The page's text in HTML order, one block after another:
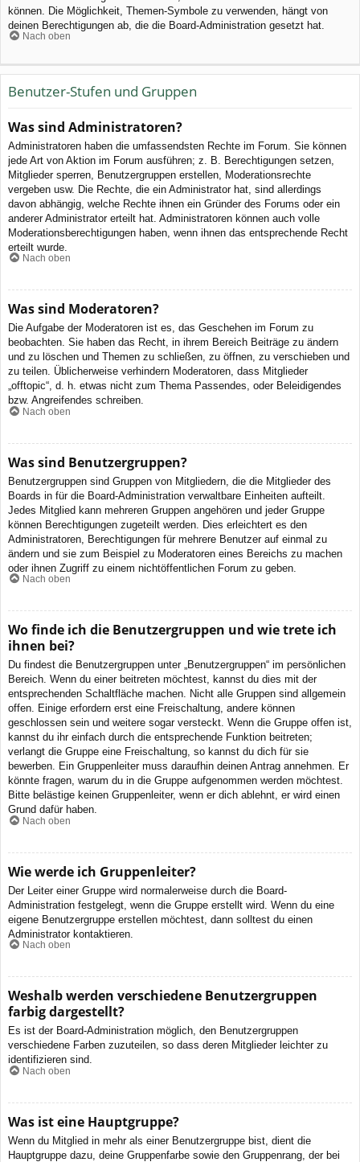
können. Die Möglichkeit, Themen-Symbole zu verwenden, hängt von
deinen Berechtigungen ab, die die Board-Administration gesetzt hat.
Nach oben
Benutzer-Stufen und Gruppen
Was sind Administratoren?
Administratoren haben die umfassendsten Rechte im Forum. Sie können
jede Art von Aktion im Forum ausführen; z. B. Berechtigungen setzen,
Mitglieder sperren, Benutzergruppen erstellen, Moderationsrechte
vergeben usw. Die Rechte, die ein Administrator hat, sind allerdings
davon abhängig, welche Rechte ihnen ein Gründer des Forums oder ein
anderer Administrator erteilt hat. Administratoren können auch volle
Moderationsberechtigungen haben, wenn ihnen das entsprechende Recht
erteilt wurde.
Nach oben
Was sind Moderatoren?
Die Aufgabe der Moderatoren ist es, das Geschehen im Forum zu
beobachten. Sie haben das Recht, in ihrem Bereich Beiträge zu ändern
und zu löschen und Themen zu schließen, zu öffnen, zu verschieben und
zu teilen. Üblicherweise verhindern Moderatoren, dass Mitglieder
„offtopic“, d. h. etwas nicht zum Thema Passendes, oder Beleidigendes
bzw. Angreifendes schreiben.
Nach oben
Was sind Benutzergruppen?
Benutzergruppen sind Gruppen von Mitgliedern, die die Mitglieder des
Boards in für die Board-Administration verwaltbare Einheiten aufteilt.
Jedes Mitglied kann mehreren Gruppen angehören und jeder Gruppe
können Berechtigungen zugeteilt werden. Dies erleichtert es den
Administratoren, Berechtigungen für mehrere Benutzer auf einmal zu
ändern und sie zum Beispiel zu Moderatoren eines Bereichs zu machen
oder ihnen Zugriff zu einem nichtöffentlichen Forum zu geben.
Nach oben
Wo finde ich die Benutzergruppen und wie trete ich
ihnen bei?
Du findest die Benutzergruppen unter „Benutzergruppen“ im persönlichen
Bereich. Wenn du einer beitreten möchtest, kannst du dies mit der
entsprechenden Schaltfläche machen. Nicht alle Gruppen sind allgemein
offen. Einige erfordern erst eine Freischaltung, andere können
geschlossen sein und weitere sogar versteckt. Wenn die Gruppe offen ist,
kannst du ihr einfach durch die entsprechende Funktion beitreten;
verlangt die Gruppe eine Freischaltung, so kannst du dich für sie
bewerben. Ein Gruppenleiter muss daraufhin deinen Antrag annehmen. Er
könnte fragen, warum du in die Gruppe aufgenommen werden möchtest.
Bitte belästige keinen Gruppenleiter, wenn er dich ablehnt, er wird einen
Grund dafür haben.
Nach oben
Wie werde ich Gruppenleiter?
Der Leiter einer Gruppe wird normalerweise durch die Board-
Administration festgelegt, wenn die Gruppe erstellt wird. Wenn du eine
eigene Benutzergruppe erstellen möchtest, dann solltest du einen
Administrator kontaktieren.
Nach oben
Weshalb werden verschiedene Benutzergruppen
farbig dargestellt?
Es ist der Board-Administration möglich, den Benutzergruppen
verschiedene Farben zuzuteilen, so dass deren Mitglieder leichter zu
identifizieren sind.
Nach oben
Was ist eine Hauptgruppe?
Wenn du Mitglied in mehr als einer Benutzergruppe bist, dient die
Hauptgruppe dazu, deine Gruppenfarbe sowie den Gruppenrang, der bei